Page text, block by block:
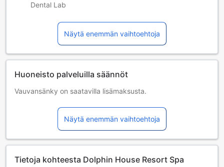
Dental Lab
Näytä enemmän vaihtoehtoja
Huoneisto palveluilla säännöt
Vauvansänky on saatavilla lisämaksusta.
Sylilapset 0–2 vuotta [sisältyy]
Lapsi voi majoittua ilman lisämaksua, jos lisävuodetta ei
tarvita. Huom. Lasten matkasänky on saatavilla
varaustilanteen salliessa, ja siitä voidaan veloittaa
Lapset 3–3 vuotta [sisältyy]
Näytä enemmän vaihtoehtoja
Tietoja kohteesta Dolphin House Resort Spa